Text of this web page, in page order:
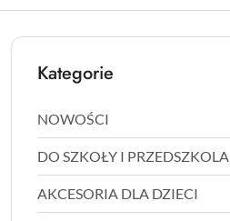
Kategorie
NOWOŚCI
DO SZKOŁY I PRZEDSZKOLA
AKCESORIA DLA DZIECI